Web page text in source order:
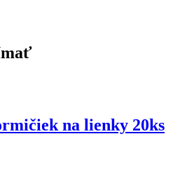
na lienky 20ks